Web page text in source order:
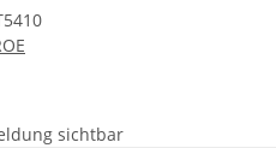
sichtbar